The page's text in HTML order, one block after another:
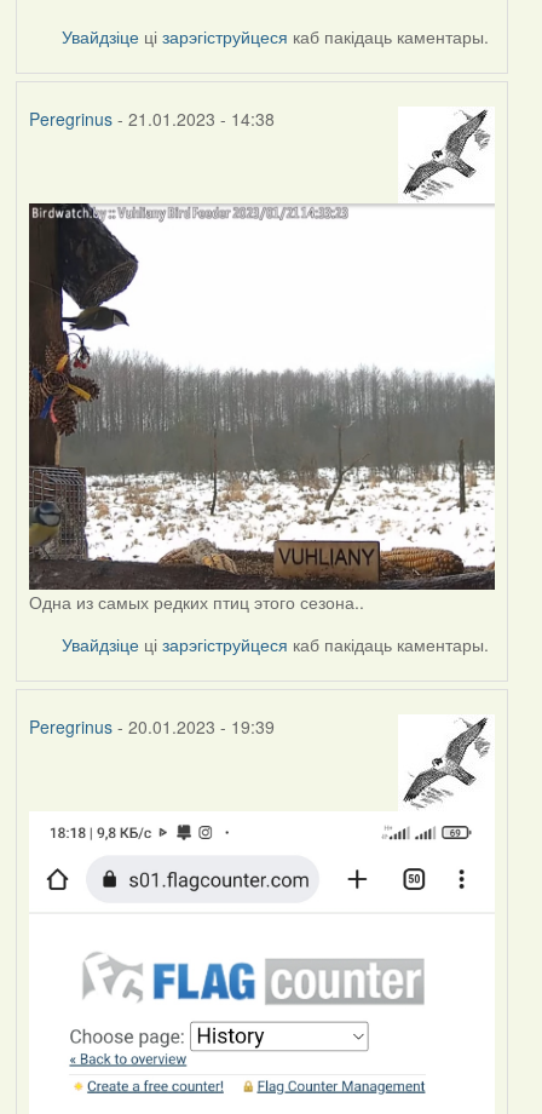
Увайдзіце цізарэгіструйцеся каб пакідаць каментары.
Peregrinus- 21.01.2023 - 14:38
Одна из самых редких птиц этого сезона..
Увайдзіце цізарэгіструйцеся каб пакідаць каментары.
Peregrinus- 20.01.2023 - 19:39